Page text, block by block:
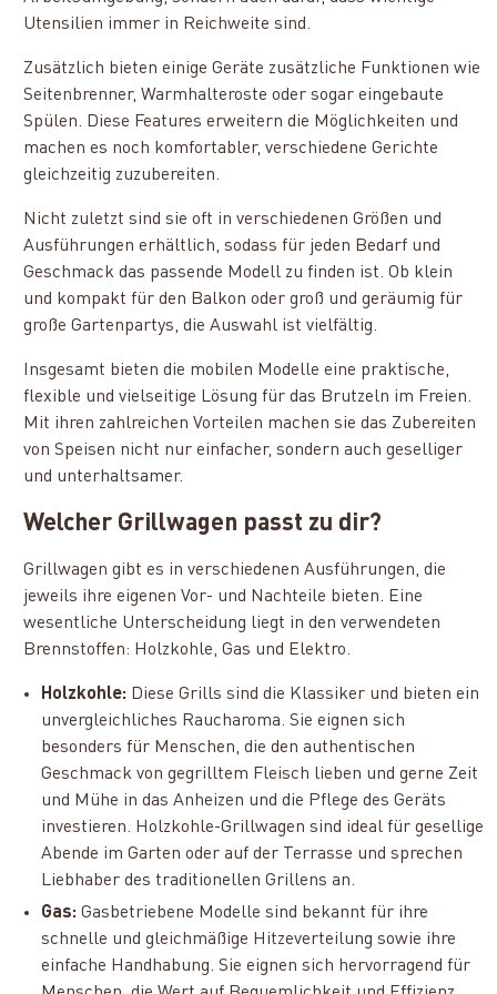
Utensilien immer in Reichweite sind.
Zusätzlich bieten einige Geräte zusätzliche Funktionen wie
Seitenbrenner, Warmhalteroste oder sogar eingebaute
Spülen. Diese Features erweitern die Möglichkeiten und
machen es noch komfortabler, verschiedene Gerichte
gleichzeitig zuzubereiten.
Nicht zuletzt sind sie oft in verschiedenen Größen und
Ausführungen erhältlich, sodass für jeden Bedarf und
Geschmack das passende Modell zu finden ist. Ob klein
und kompakt für den Balkon oder groß und geräumig für
große Gartenpartys, die Auswahl ist vielfältig.
Insgesamt bieten die mobilen Modelle eine praktische,
flexible und vielseitige Lösung für das Brutzeln im Freien.
Mit ihren zahlreichen Vorteilen machen sie das Zubereiten
von Speisen nicht nur einfacher, sondern auch geselliger
und unterhaltsamer.
Welcher Grillwagen passt zu dir?
Grillwagen gibt es in verschiedenen Ausführungen, die
jeweils ihre eigenen Vor- und Nachteile bieten. Eine
wesentliche Unterscheidung liegt in den verwendeten
Brennstoffen: Holzkohle, Gas und Elektro.
Holzkohle: Diese Grills sind die Klassiker und bieten ein
unvergleichliches Raucharoma. Sie eignen sich
besonders für Menschen, die den authentischen
Geschmack von gegrilltem Fleisch lieben und gerne Zeit
und Mühe in das Anheizen und die Pflege des Geräts
investieren. Holzkohle-Grillwagen sind ideal für gesellige
Abende im Garten oder auf der Terrasse und sprechen
Liebhaber des traditionellen Grillens an.
Gas: Gasbetriebene Modelle sind bekannt für ihre
schnelle und gleichmäßige Hitzeverteilung sowie ihre
einfache Handhabung. Sie eignen sich hervorragend für